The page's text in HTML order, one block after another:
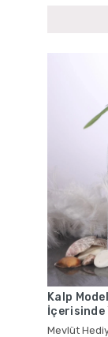
Kalp
İçerisinde
Mevlüt
Mevlüt